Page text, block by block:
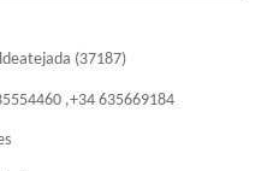
(37187)
,+34 635669184